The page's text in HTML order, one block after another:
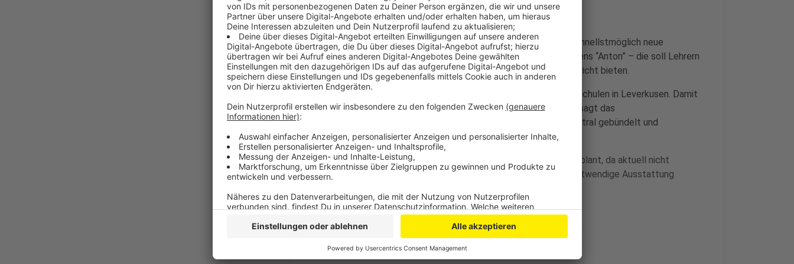
Das Schulverwaltungsamt der Stadt will aus aktuellem Anlass schnellstmöglich neue
Angebote umsetzen. Eine für Leverkusen zentrale Lern-App namens “Anton” – die soll Lehrern
und Schülern weitreichende Möglichkeiten für einen Online-Unterricht bieten.
Geplant ist außerdem eine Schul-Cloud für alle weiterführenden Schulen in Leverkusen. Damit
sei eine umfassende Zusammenarbeit mit den Schülern möglich, sagt das
Schulverwaltungsamt der Stadt. Materialien können hier dann zentral gebündelt und
heruntergeladen werden.
Ein Angebot zum Online-Unterricht per Video-Stream sei nicht geplant, da aktuell nicht
sichergestellt werden könne, dass alle Schüler über die hierfür notwendige Ausstattung
Anzeige